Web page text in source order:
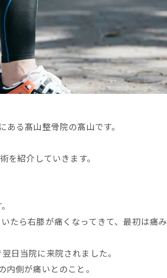
る髙山整骨院の髙山です。
紹介していきます。
たら右膝が痛くなってきて、最初は痛
日当院に来院されました。
側が痛いとのこと。